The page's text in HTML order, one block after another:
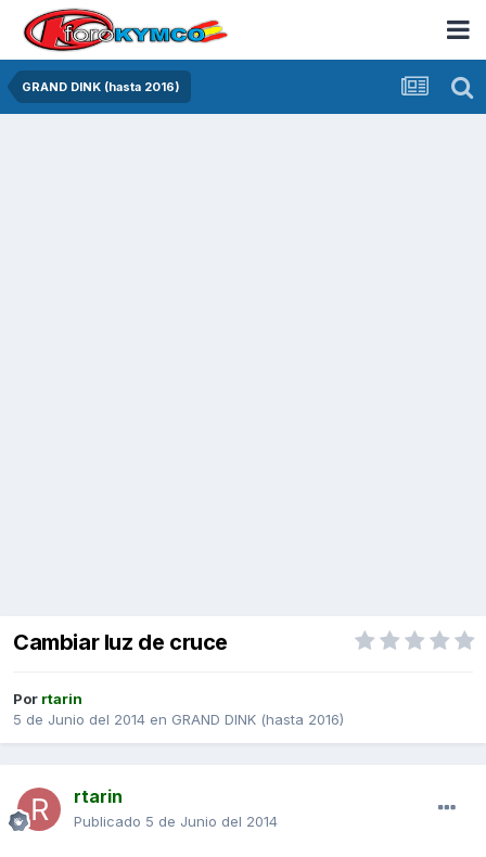
GRAND DINK (hasta 2016)
Cambiar luz de cruce
Por rtarin
5 de Junio del 2014 en GRAND DINK (hasta 2016)
rtarin
Publicado 5 de Junio del 2014